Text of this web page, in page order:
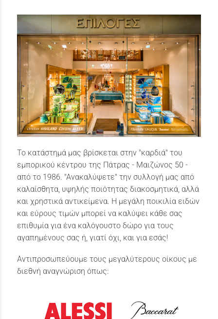
Το κατάστημά μας βρίσκεται στην "καρδιά" του
εμπορικού κέντρου της Πάτρας - Μαιζώνος 50 -
από το 1986. "Ανακαλύψετε" την συλλογή μας από
καλαίσθητα, υψηλής ποιότητας διακοσμητικά, αλλά
και χρηστικά αντικείμενα. Η μεγάλη ποικιλία ειδών
και εύρους τιμών μπορεί να καλύψει κάθε σας
επιθυμία για ένα καλόγουστο δώρο για τους
αγαπημένους σας ή, γιατί όχι, και για εσάς!
Αντιπροσωπεύουμε τους μεγαλύτερους οίκους με
διεθνή αναγνώριση όπως: